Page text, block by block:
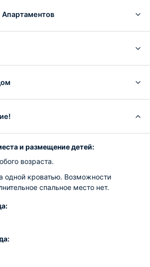
Апартаментов
и размещение детей:
возраста.
одной кроватью. Возможности
спальное место нет.